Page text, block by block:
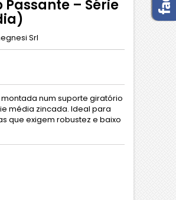
Passante – Série
Srl
num suporte giratório
média zincada. Ideal para
que exigem robustez e baixo